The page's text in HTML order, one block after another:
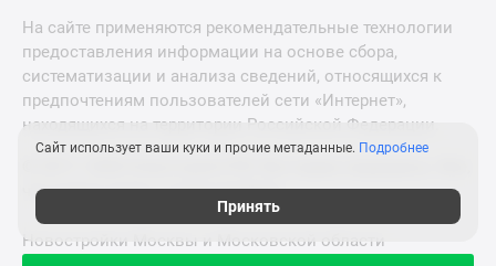
На сайте применяются рекомендательные технологии
предоставления информации на основе сбора,
систематизации и анализа сведений, относящихся к
предпочтениям пользователей сети «Интернет»,
находящихся на территории Российской Федерации.
что нужно знать о новостройках
Новостройки Москвы и Московской области
Сайт использует ваши куки и прочие метаданные. Подробнее
Принять